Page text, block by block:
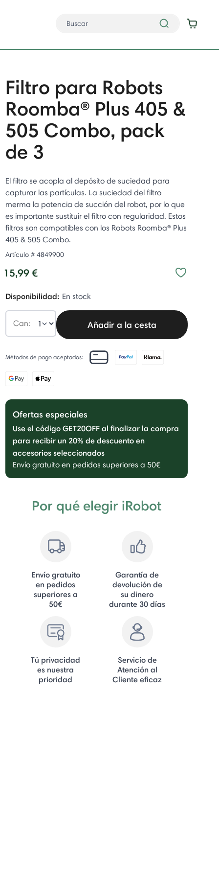
Filtro para Robots
Roomba® Plus 405 &
505 Combo, pack
de 3
El filtro se acopla al depósito de suciedad para
capturar las partículas. La suciedad del filtro
merma la potencia de succión del robot, por lo que
es importante sustituir el filtro con regularidad. Estos
filtros son compatibles con los Robots Roomba® Plus
405 & 505 Combo.
Artículo # 4849900
15,99 €
Disponibilidad: En stock
Can: Añadir a la cesta
Métodos de pago aceptados:
Ofertas especiales
Use el código GET20OFF al finalizar la compra
para recibir un 20% de descuento en
accesorios seleccionados
Envío gratuito en pedidos superiores a 50€
Por qué elegir iRobot
Envío gratuito
en pedidos
superiores a
50€
Garantía de
devolución de
su dinero
durante 30 días
Tú privacidad
es nuestra
prioridad
Servicio de
Atención al
Cliente eficaz